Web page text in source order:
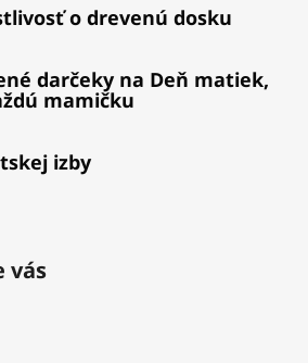
o drevenú dosku
darčeky na Deň matiek,
mamičku
izby
vás